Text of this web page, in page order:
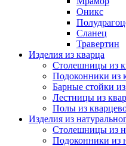
Оникс
Сланец
Травертин
Изделия из кварца
Столешницы из
Подоконники из
Барные стойки из
Лестницы из
Полы из
Изделия из
Столешницы из
Подоконники из